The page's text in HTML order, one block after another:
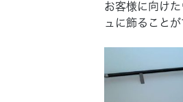
お客様に向け
ュに飾ること